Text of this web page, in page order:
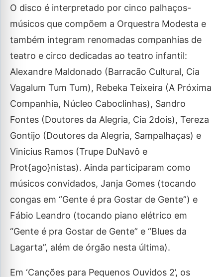
O disco é interpretado por cinco palhaços-
músicos que compõem a Orquestra Modesta e
também integram renomadas companhias de
teatro e circo dedicadas ao teatro infantil:
Alexandre Maldonado (Barracão Cultural, Cia
Vagalum Tum Tum), Rebeka Teixeira (A Próxima
Companhia, Núcleo Caboclinhas), Sandro
Fontes (Doutores da Alegria, Cia 2dois), Tereza
Gontijo (Doutores da Alegria, Sampalhaças) e
Vinicius Ramos (Trupe DuNavô e
Prot{ago}nistas). Ainda participaram como
músicos convidados, Janja Gomes (tocando
congas em “Gente é pra Gostar de Gente”) e
Fábio Leandro (tocando piano elétrico em
“Gente é pra Gostar de Gente” e “Blues da
Lagarta”, além de órgão nesta última).
Em ‘Canções para Pequenos Ouvidos 2’, os